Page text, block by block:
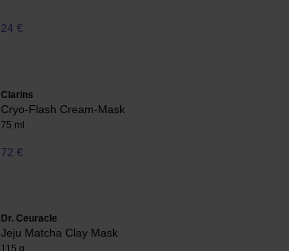
24 €
Clarins
Cryo-Flash Cream-Mask
75 ml
72 €
Dr. Ceuracle
Jeju Matcha Clay Mask
115 g